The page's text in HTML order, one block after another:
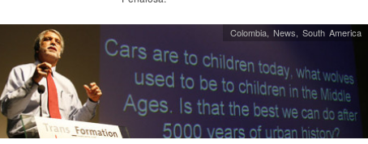
Colombia,News ,South America